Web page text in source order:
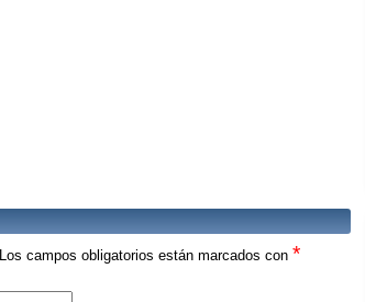
Los campos obligatorios están marcados con *